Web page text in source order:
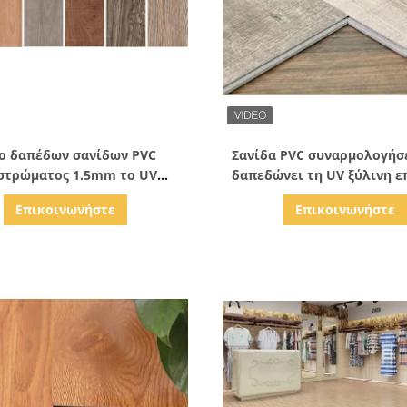
δαπέδων σανίδων PVC
1.5mm το UV
το λεκέ ανθεκτικό σε
ανάγλυφο
Επικοινωνήστε
Σανίδα PVC
δαπεδώνει τη UV ξύλινη
επιστρώματος που
X48»
Επικοινωνήστε